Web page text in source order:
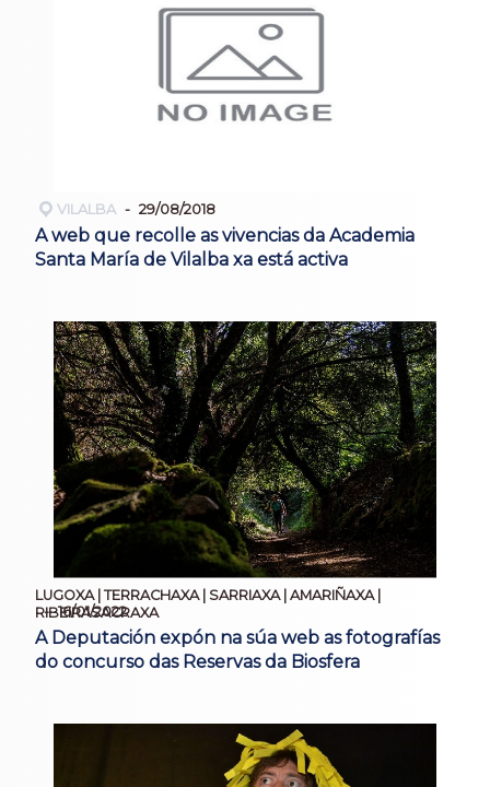
VILALBA 29/08/2018
A web que recolle as vivencias da Academia
Santa María de Vilalba xa está activa
LUGOXA | TERRACHAXA | SARRIAXA | AMARIÑAXA |
RIBEIRASACRAXA
16/01/2022
A Deputación expón na súa web as fotografías
do concurso das Reservas da Biosfera